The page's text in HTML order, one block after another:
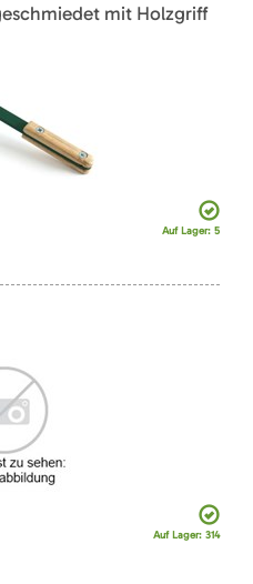
mit Holzgriff
Auf Lager: 5
Auf Lager: 314